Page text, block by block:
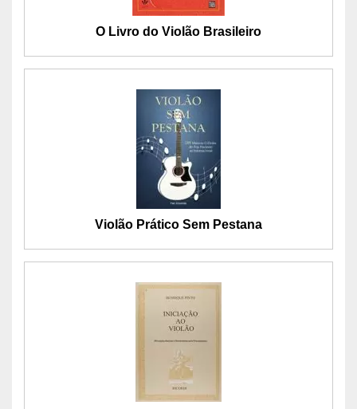
O Livro do Violão Brasileiro
Violão Prático Sem Pestana